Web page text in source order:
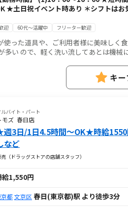
★土日祝イベント時あり ＊シフトはお
迎 60代～活躍中 フリーター歓迎
使った道具や、ご利用者様に美味しく
多い ので、軽く洗い流してあとは機
キ
ルバイト・パート
モズ 春日店
3日/1日4.5時間～OK★時給
など
（ドラッグストアの店舗スタッフ）
給1,550円
都 文京区 春日(東京都)駅 より徒歩3分